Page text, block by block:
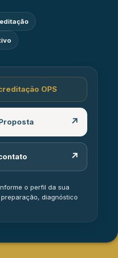
OPS
↗
↗
o perfil da sua
diagnóstico